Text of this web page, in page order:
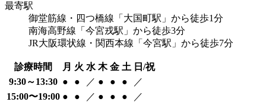
最寄駅
御堂筋線・四つ橋線「大国町駅」から徒歩1分
南海高野線「今宮戎駅」から徒歩3分
JR大阪環状線・関西本線「今宮駅」から徒歩7分
診療時間 月 火 水 木 金 土 日/祝
9:30～13:30 ● ● ／ ● ● ●
／
15:00〜19:00 ● ● ／ ● ● ● ／